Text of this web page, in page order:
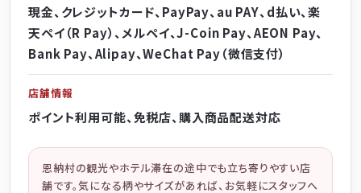
現金、クレジットカード、PayPay、au PAY、d払い、楽
天ペイ（R Pay）、メルペイ、J-Coin Pay、AEON Pay、
Bank Pay、Alipay、WeChat Pay（微信支付）
店舗情報
ポイント利用可能、免税店、購入商品配送対応
恩納村の観光やホテル滞在の途中でも立ち寄りやすい店
舗です。気になる柄やサイズがあれば、お気軽にスタッフへ